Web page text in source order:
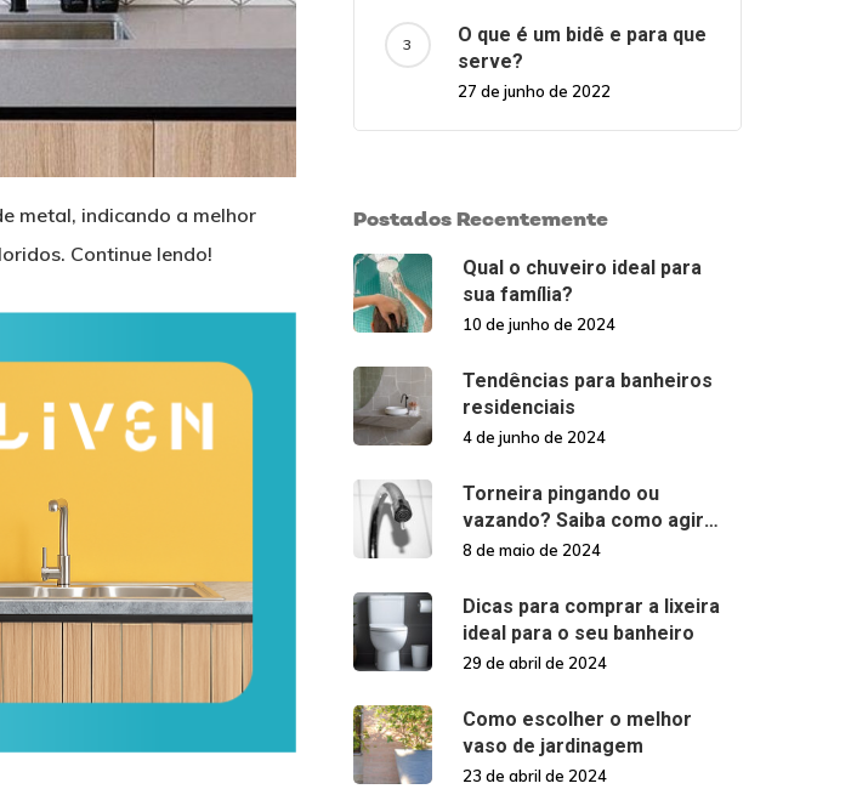
metal, indicando a melhor
Continue lendo!
O que é um bidê e para que
serve?
27 de junho de 2022
Postados Recentemente
Qual o chuveiro ideal para
sua família?
10 de junho de 2024
Tendências para banheiros
residenciais
4 de junho de 2024
Torneira pingando ou
vazando? Saiba como agir
nessas situações!
8 de maio de 2024
Dicas para comprar a lixeira
ideal para o seu banheiro
29 de abril de 2024
Como escolher o melhor
vaso de jardinagem
23 de abril de 2024